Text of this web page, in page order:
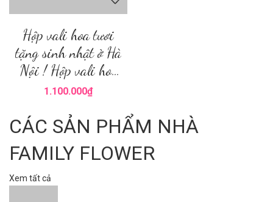
Hộp vali hoa tươi
tặng sinh nhật ở Hà
Nội ! Hộp vali hoa
Hà Nội ! Hoa tươi
1.100.000₫
CÁC SẢN PHẨM NHÀ
FAMILY FLOWER
Xem tất cả